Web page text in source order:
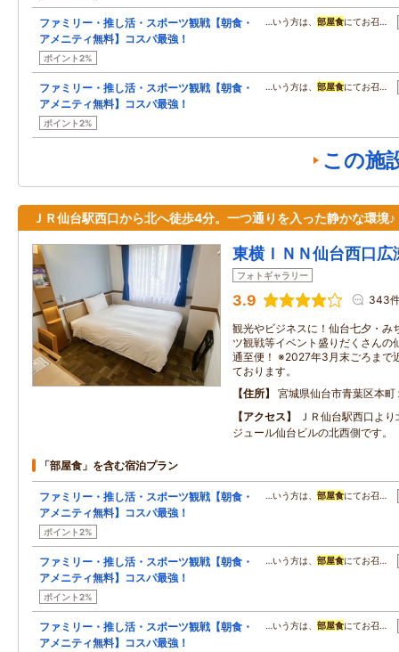
ファミリー・推し活・スポーツ観戦【朝食・
アメニティ無料】コスパ最強！
ポイント2%
…いう方は、 部屋食にてお召…
ファミリー・推し活・スポーツ観戦【朝食・
アメニティ無料】コスパ最強！
ポイント2%
…いう方は、 部屋食にてお召…
この施
ＪＲ仙台駅西口から北へ徒歩4分。一つ通りを入った静かな環境♪
東横ＩＮＮ仙台西口広
フォトギャラリー
3.9 343
観光やビジネスに！仙台七夕・み
ツ観戦等イベント盛りだくさんの
通至便！ ※2027年3月末ごろまで
ております。
住所
宮城県仙台市青葉区本町
アクセス
ＪＲ仙台駅西口よ
ジュール仙台ビルの北西側です。
「部屋食」を含む宿泊プラン
ファミリー・推し活・スポーツ観戦【朝食・
アメニティ無料】コスパ最強！
ポイント2%
…いう方は、 部屋食にてお召…
ファミリー・推し活・スポーツ観戦【朝食・
アメニティ無料】コスパ最強！
ポイント2%
…いう方は、 部屋食にてお召…
ファミリー・推し活・スポーツ観戦【朝食・
アメニティ無料】コスパ最強！
…いう方は、 部屋食にてお召…